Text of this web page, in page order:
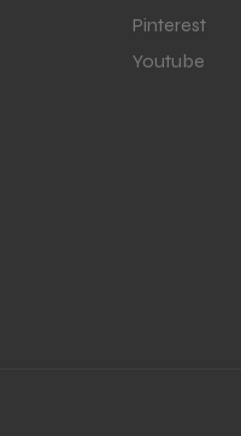
Pinterest
Youtube